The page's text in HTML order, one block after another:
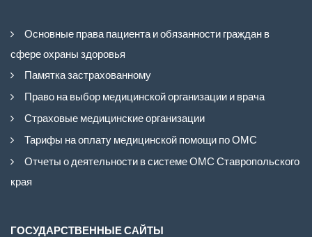
Основные права пациента и обязанности граждан в
сфере охраны здоровья
Памятка застрахованному
Право на выбор медицинской организации и врача
Страховые медицинские организации
Тарифы на оплату медицинской помощи по ОМС
Отчеты о деятельности в системе ОМС Ставропольского
края
ГОСУДАРСТВЕННЫЕ САЙТЫ